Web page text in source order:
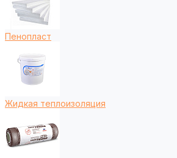
Пенопласт
Жидкая теплоизоляция